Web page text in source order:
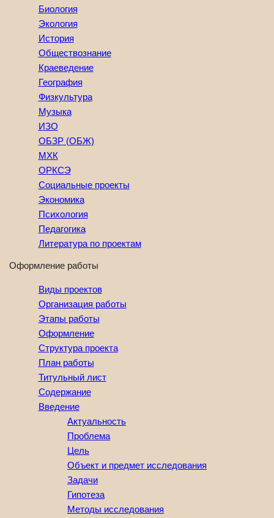
Биология
Экология
История
Обществознание
Краеведение
География
Физкультура
Музыка
ИЗО
ОБЗР (ОБЖ)
МХК
ОРКСЭ
Социальные проекты
Экономика
Психология
Педагогика
Литература по проектам
Оформление работы
Виды проектов
Организация работы
Этапы работы
Оформление
Структура проекта
План работы
Титульный лист
Содержание
Введение
Актуальность
Проблема
Цель
Объект и предмет исследования
Задачи
Гипотеза
Методы исследования